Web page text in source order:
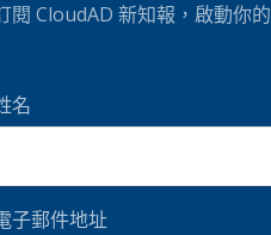
v
閱 CloudAD 新知報，啟動你
名
子郵件地址